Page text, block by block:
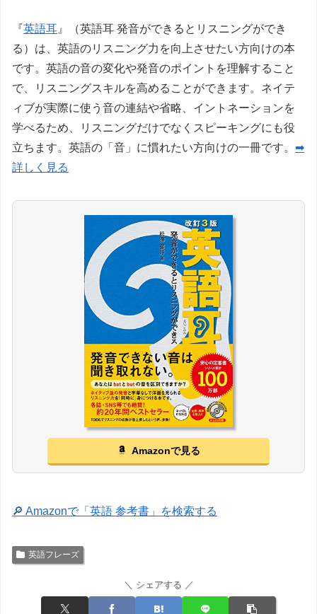
『英語耳 』（英語耳 発音ができるとリスニングができ
る）は、英語のリスニング力を向上させたい方向けの本
です。英語の音の変化や発音のポイントを理解すること
で、リスニングスキルを高めることができます。ネイテ
ィブが実際に使う音の連結や省略、イントネーションを
学べるため、リスニングだけでなくスピーキングにも役
立ちます。英語の「音」に慣れたい方向けの一冊です。 ➡
詳しく見る
Amazonで見る
🔎 Amazonで「英語 参考書」を検索する
英語フレーズ
＼ シェアする ／